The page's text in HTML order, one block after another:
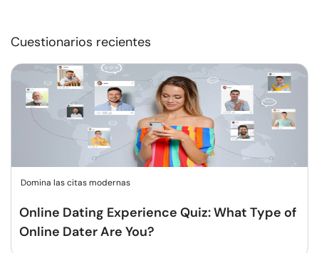
Cuestionarios recientes
Domina las citas modernas
Online Dating Experience Quiz: What Type of
Online Dater Are You?